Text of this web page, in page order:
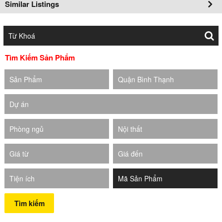
Similar Listings
Tìm Kiếm Sản Phẩm
Sản Phẩm Quận Bình Thạnh
Dự án
Phòng ngủ Nội thất
Giá từ Giá đến
Tiện ích
Tìm kiếm